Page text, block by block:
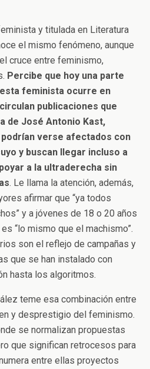
y titulada en Literatura
el mismo fenómeno, aunque
cruce entre feminismo,
Percibe que hoy una parte
feminista ocurre en
publicaciones que
de José Antonio Kast,
verse afectados con
y buscan llegar incluso a
a la ultraderecha sin
. Le llama la atención, además,
afirmar que “ya todos
y a jóvenes de 18 o 20 años
“lo mismo que el machismo”.
son el reflejo de campañas y
que se han instalado con
hasta los algoritmos.
teme esa combinación entre
y desprestigio del feminismo.
se normalizan propuestas
que significan retrocesos para
entre ellas proyectos